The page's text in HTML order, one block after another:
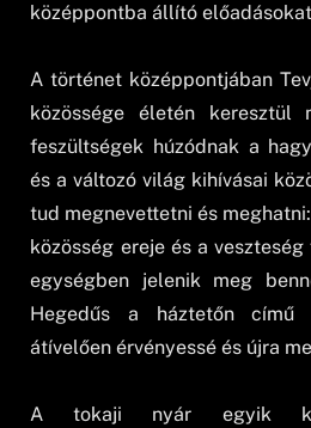
középpontba állító
A történet középpontjában
közössége életén keresztül
feszültségek húzódnak a
és a változó világ kihívásai
tud megnevettetni és
közösség ereje és a
egységben jelenik meg
Hegedűs a háztetőn című
átívelően érvényessé és újra
A tokaji nyár egyik